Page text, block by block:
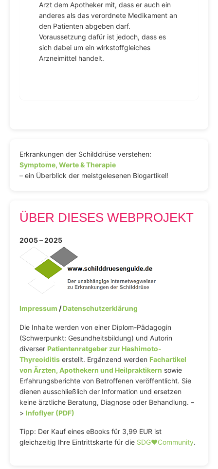
Arzt dem Apotheker mit, dass er auch ein
anderes als das verordnete Medikament an
den Patienten abgeben darf.
Voraussetzung dafür ist jedoch, dass es
sich dabei um ein wirkstoffgleiches
Arzneimittel handelt.
Erkrankungen der Schilddrüse verstehen:
Symptome, Werte & Therapie
– ein Überblick der meistgelesenen Blogartikel!
ÜBER DIESES WEBPROJEKT
2005 – 2025
Impressum /Datenschutzerklärung
Die Inhalte werden von einer Diplom-Pädagogin
(Schwerpunkt: Gesundheitsbildung) und Autorin
diverser Patientenratgeber zur Hashimoto-
Thyreoiditis erstellt. Ergänzend werden Fachartikel
von Ärzten, Apothekern und Heilpraktikern sowie
Erfahrungsberichte von Betroffenen veröffentlicht. Sie
dienen ausschließlich der Information und ersetzen
keine ärztliche Beratung, Diagnose oder Behandlung. –
> Infoflyer (PDF)
Tipp: Der Kauf eines eBooks für 3,99 EUR ist
gleichzeitig Ihre Eintrittskarte für die SDG♥️Community.